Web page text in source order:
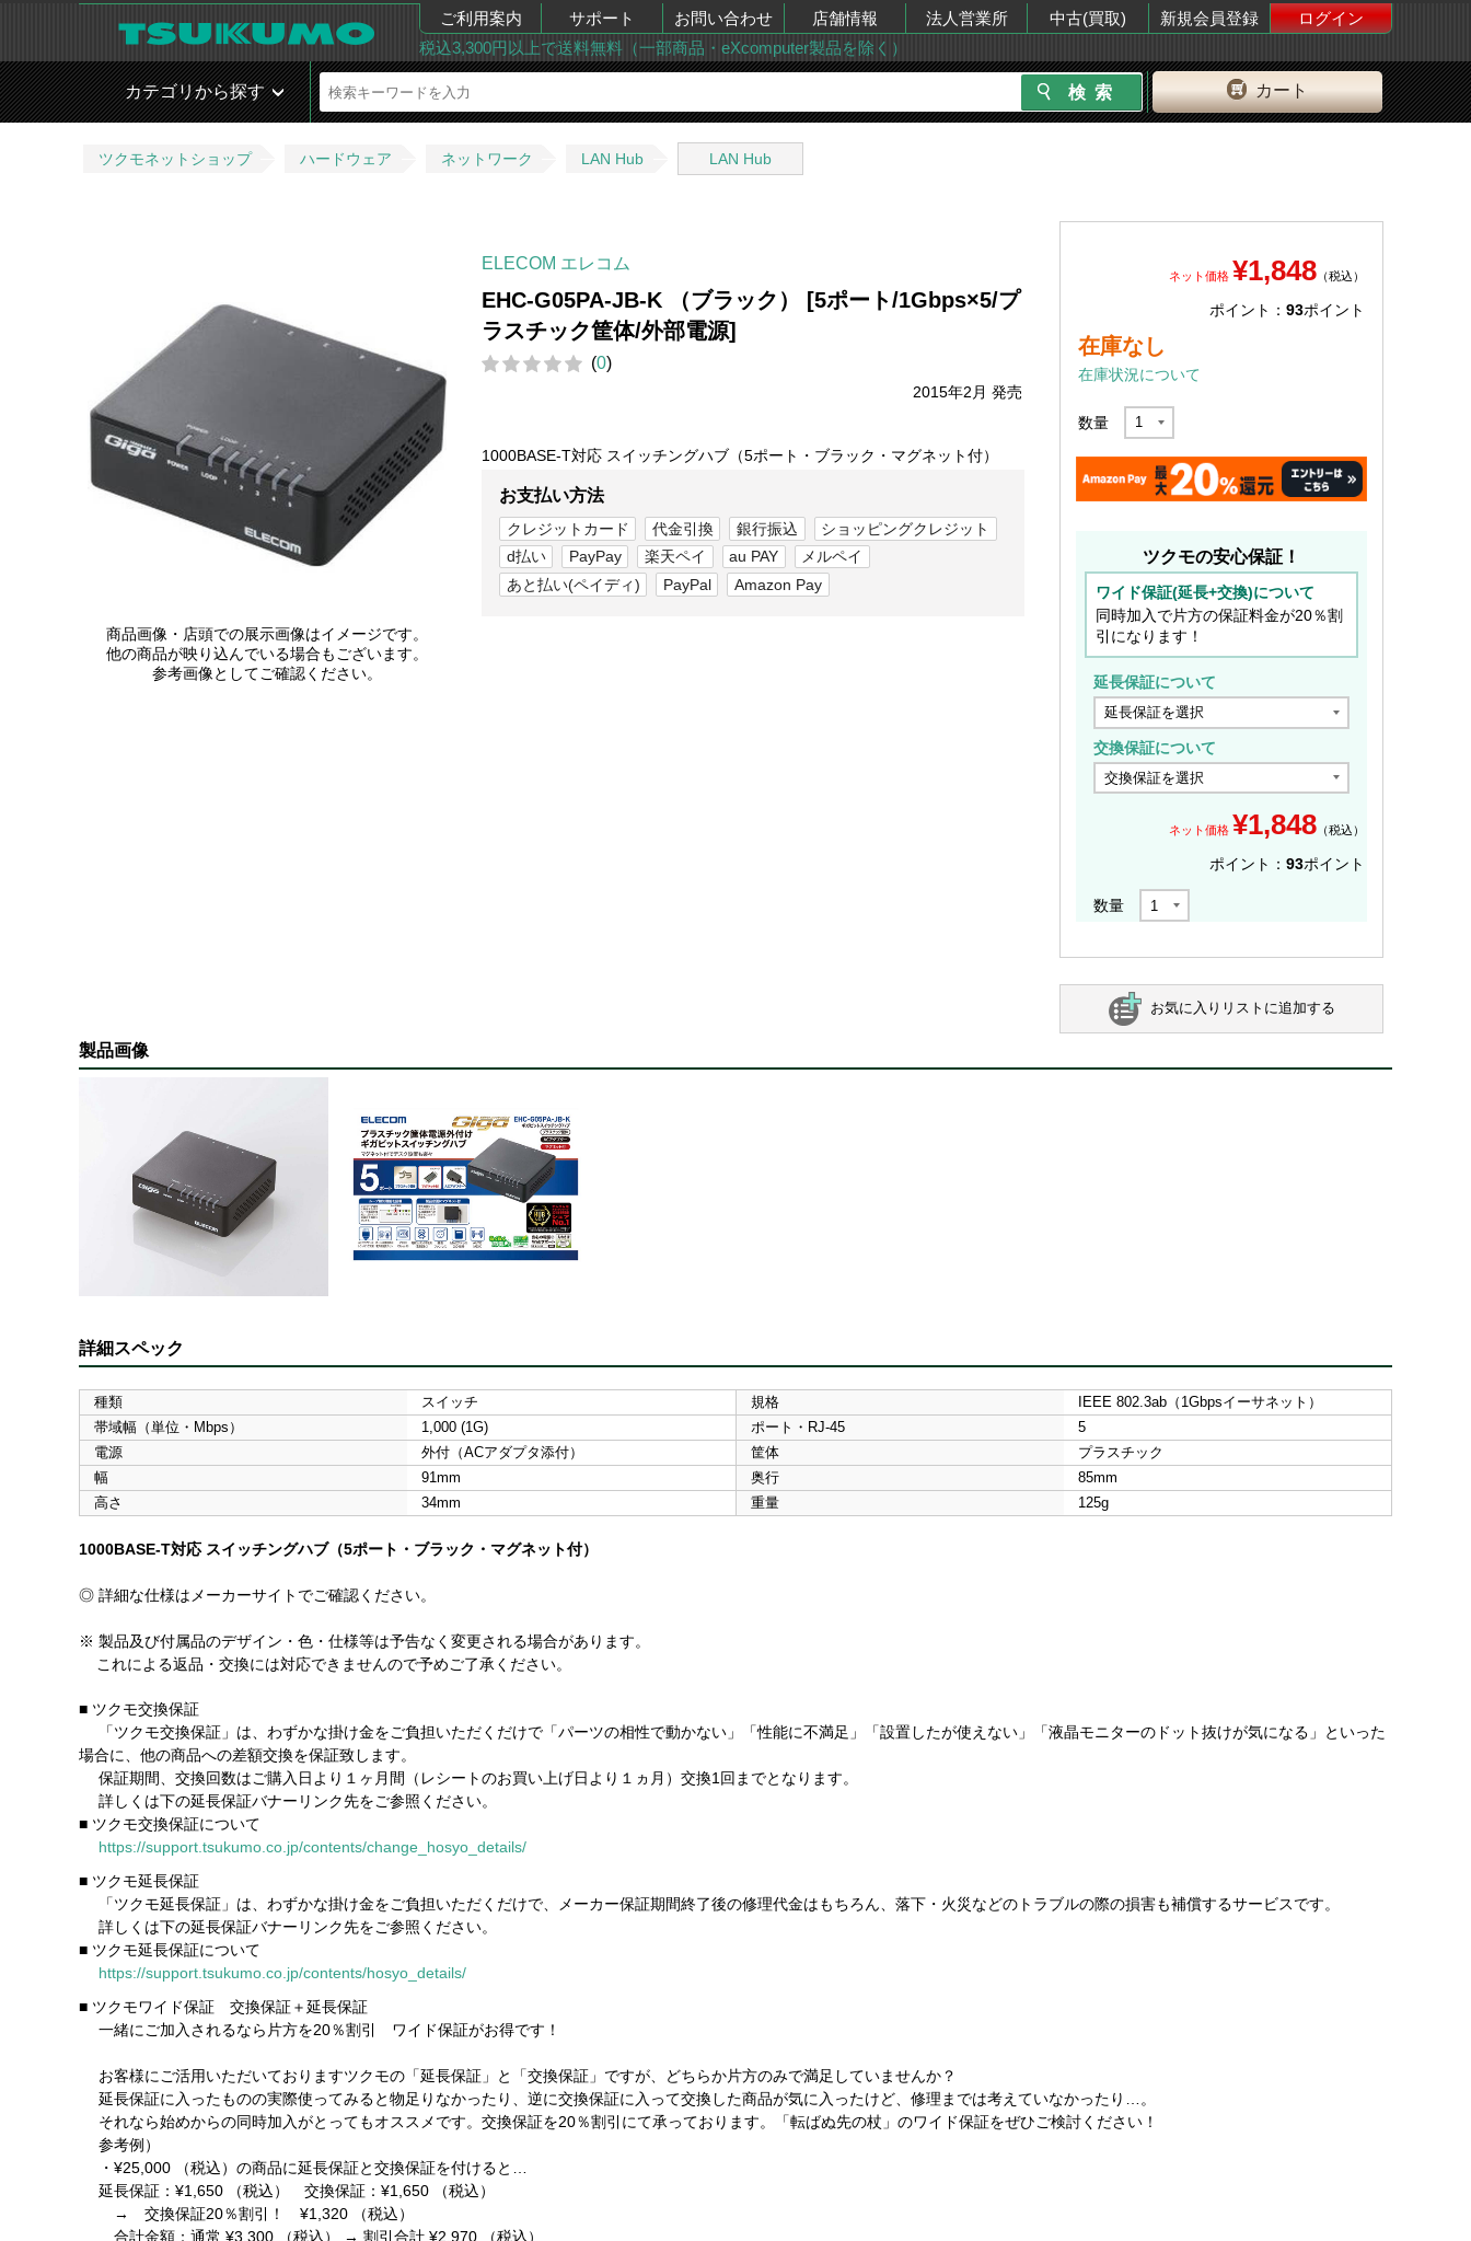
ご利用案内 サポート お問い合わせ 店舗情報 法人営業所 中古(買取) 新規会員登録
ログイン
税込3,300円以上で送料無料（一部商品・eXcomputer製品を除く）
カート
カテゴリから探す
ツクモネットショップ ハードウェア ネットワーク LAN Hub LAN Hub
商品画像・店頭での展示画像はイメージです。
他の商品が映り込んでいる場合もございます。
参考画像としてご確認ください。
ELECOM エレコム
EHC-G05PA-JB-K （ブラック） [5ポート/1Gbps×5/プ
ラスチック筐体/外部電源]
(0)
2015年2月 発売
1000BASE-T対応 スイッチングハブ（5ポート・ブラック・マグネット付）
お支払い方法
クレジットカード 代金引換 銀行振込
ショッピングクレジット
d払い
PayPay 楽天ペイ au PAY
メルペイ
あと払い(ペイディ)
PayPal Amazon Pay
ネット価格 ¥1,848 （税込）
ポイント： 93ポイント
在庫なし
在庫状況について
数量
ツクモの安心保証！
ワイド保証(延長+交換)について
同時加入で片方の保証料金が20％割
引になります！
延長保証について
交換保証について
ネット価格 ¥1,848 （税込）
ポイント： 93ポイント
数量
お気に入りリストに追加する
製品画像
詳細スペック
種類 スイッチ 規格
IEEE 802.3ab（1Gbpsイーサネット）
帯域幅（単位・Mbps）
1,000 (1G) ポート・RJ-45
5
電源
外付（ACアダプタ添付） 筐体
プラスチック
幅
91mm 奥行
85mm
高さ
34mm 重量 125g
1000BASE-T対応 スイッチングハブ（5ポート・ブラック・マグネット付）
◎ 詳細な仕様はメーカーサイトでご確認ください。
※ 製品及び付属品のデザイン・色・仕様等は予告なく変更される場合があります。
これによる返品・交換には対応できませんので予めご了承ください。
■ ツクモ交換保証
「ツクモ交換保証」は、わずかな掛け金をご負担いただくだけで「パーツの相性で動かない」「性能に不満足」「設置したが使えない」「液晶モニターのドット抜けが気になる」といった
場合に、他の商品への差額交換を保証致します。
保証期間、交換回数はご購入日より１ヶ月間（レシートのお買い上げ日より１ヵ月）交換1回までとなります。
詳しくは下の延長保証バナーリンク先をご参照ください。
■ ツクモ交換保証について
https://support.tsukumo.co.jp/contents/change_hosyo_details/
■ ツクモ延長保証
「ツクモ延長保証」は、わずかな掛け金をご負担いただくだけで、メーカー保証期間終了後の修理代金はもちろん、落下・火災などのトラブルの際の損害も補償するサービスです。
詳しくは下の延長保証バナーリンク先をご参照ください。
■ ツクモ延長保証について
https://support.tsukumo.co.jp/contents/hosyo_details/
■ ツクモワイド保証 交換保証＋延長保証
一緒にご加入されるなら片方を20％割引 ワイド保証がお得です！
お客様にご活用いただいておりますツクモの「延長保証」と「交換保証」ですが、どちらか片方のみで満足していませんか？
延長保証に入ったものの実際使ってみると物足りなかったり、逆に交換保証に入って交換した商品が気に入ったけど、修理までは考えていなかったり…。
それなら始めからの同時加入がとってもオススメです。交換保証を20％割引にて承っております。「転ばぬ先の杖」のワイド保証をぜひご検討ください！
参考例）
・¥25,000 （税込）の商品に延長保証と交換保証を付けると…
延長保証：¥1,650 （税込） 交換保証：¥1,650 （税込）
→ 交換保証20％割引！ ¥1,320 （税込）
合計金額：通常 ¥3,300 （税込） → 割引合計 ¥2,970 （税込）